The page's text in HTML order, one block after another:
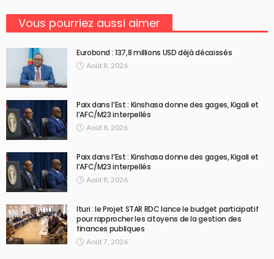
Vous pourriez aussi aimer
Eurobond : 137,8 millions USD déjà décaissés
Août 8, 2026
Paix dans l’Est : Kinshasa donne des gages, Kigali et
l’AFC/M23 interpellés
Août 8, 2026
Paix dans l’Est : Kinshasa donne des gages, Kigali et
l’AFC/M23 interpellés
Août 8, 2026
Ituri : le Projet STAR RDC lance le budget participatif
pour rapprocher les citoyens de la gestion des
finances publiques
Août 7, 2026